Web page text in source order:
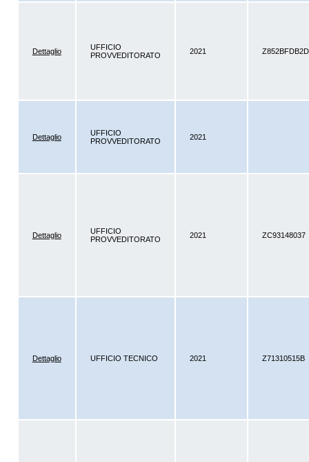
Dettaglio
UFFICIO
PROVVEDITORATO
2021 Z852BFDB2D
Dettaglio
UFFICIO
PROVVEDITORATO
2021
Dettaglio
UFFICIO
PROVVEDITORATO
2021 ZC93148037
Dettaglio UFFICIO TECNICO 2021 Z71310515B